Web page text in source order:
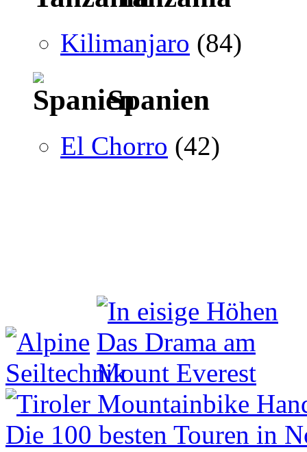
Kilimanjaro (84)
Spanien
El Chorro (42)